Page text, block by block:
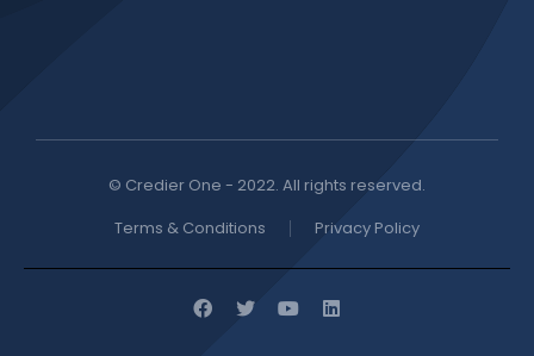
© Credier One - 2022. All rights reserved.
Terms & Conditions
Privacy Policy